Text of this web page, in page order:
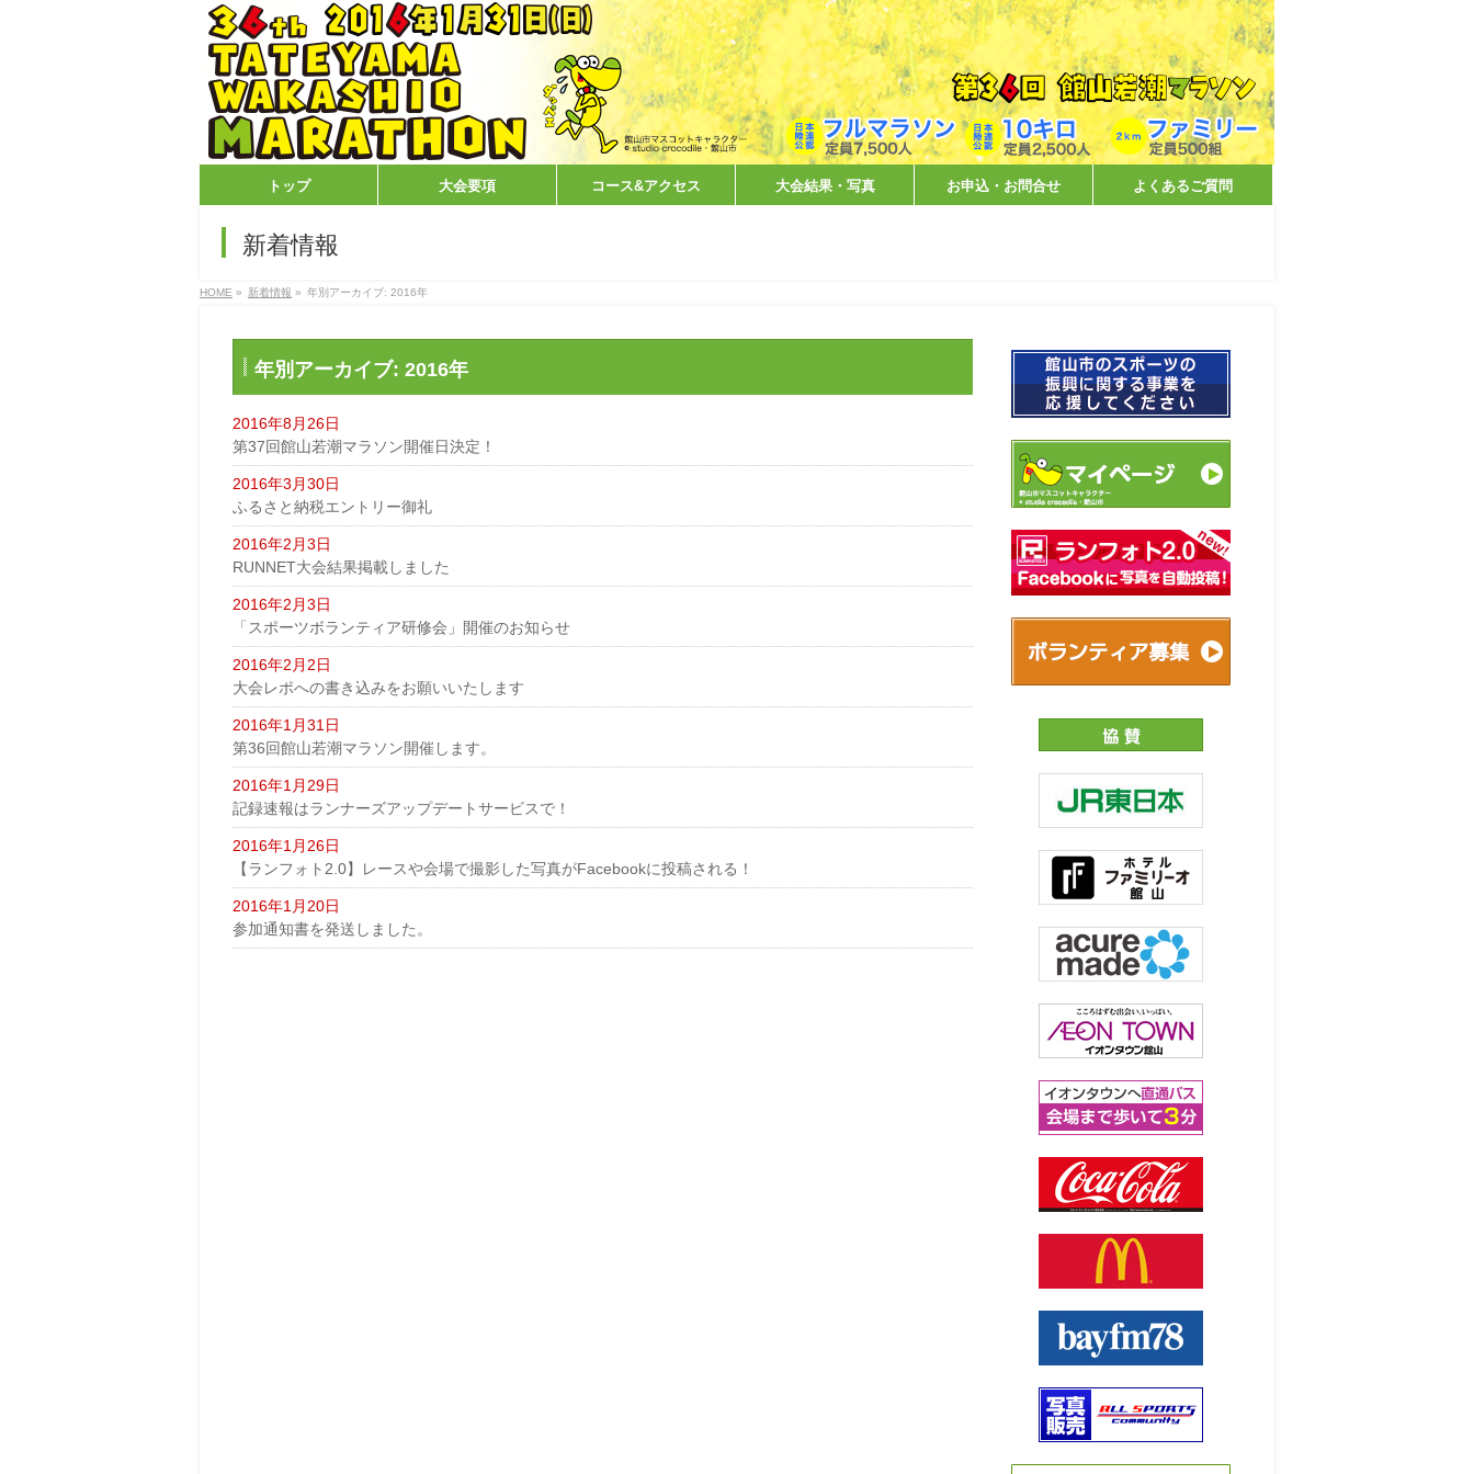
トップ 大会要項 コース&アクセス 大会結果・写真 お申込・お問合せ よくあるご質問
新着情報
HOME » 新着情報 » 年別アーカイブ: 2016年
年別アーカイブ: 2016年
2016年8月26日
第37回館山若潮マラソン開催日決定！
2016年3月30日
ふるさと納税エントリー御礼
2016年2月3日
RUNNET大会結果掲載しました
2016年2月3日
「スポーツボランティア研修会」開催のお知らせ
2016年2月2日
大会レポへの書き込みをお願いいたします
2016年1月31日
第36回館山若潮マラソン開催します。
2016年1月29日
記録速報はランナーズアップデートサービスで！
2016年1月26日
【ランフォト2.0】レースや会場で撮影した写真がFacebookに投稿される！
2016年1月20日
参加通知書を発送しました。